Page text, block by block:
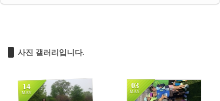
사진 갤러리입니다.
14
MAY
03
MAY